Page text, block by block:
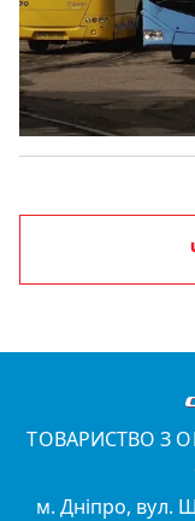
ТОВАРИСТВО З
м. Дніпро, вул.